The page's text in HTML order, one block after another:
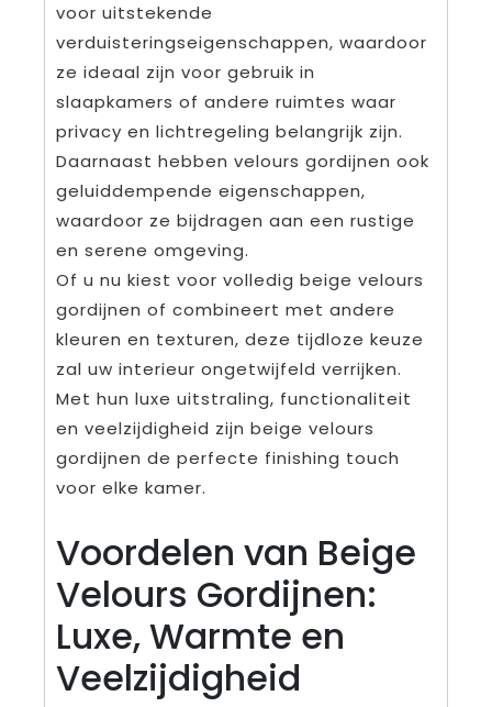
voor uitstekende
verduisteringseigenschappen, waardoor
ze ideaal zijn voor gebruik in
slaapkamers of andere ruimtes waar
privacy en lichtregeling belangrijk zijn.
Daarnaast hebben velours gordijnen ook
geluiddempende eigenschappen,
waardoor ze bijdragen aan een rustige
en serene omgeving.
Of u nu kiest voor volledig beige velours
gordijnen of combineert met andere
kleuren en texturen, deze tijdloze keuze
zal uw interieur ongetwijfeld verrijken.
Met hun luxe uitstraling, functionaliteit
en veelzijdigheid zijn beige velours
gordijnen de perfecte finishing touch
voor elke kamer.
Voordelen van Beige
Velours Gordijnen:
Luxe, Warmte en
Veelzijdigheid